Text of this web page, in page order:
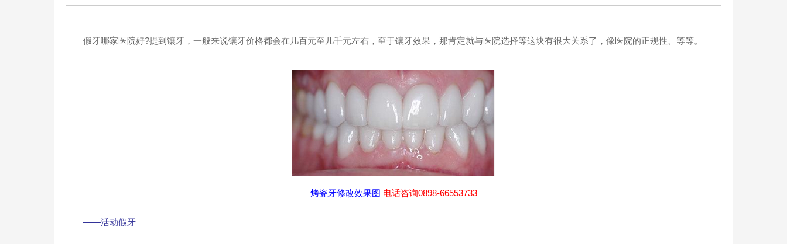
假牙哪家医院好?提到镶牙，一般来说镶牙价格都会在几百元至几千元左右，至于镶牙效果，那肯定就与医院选择等这块有很大关系了，像医院的正规性、等等。
烤瓷牙修改效果图 电话咨询0898-66553733
——活动假牙